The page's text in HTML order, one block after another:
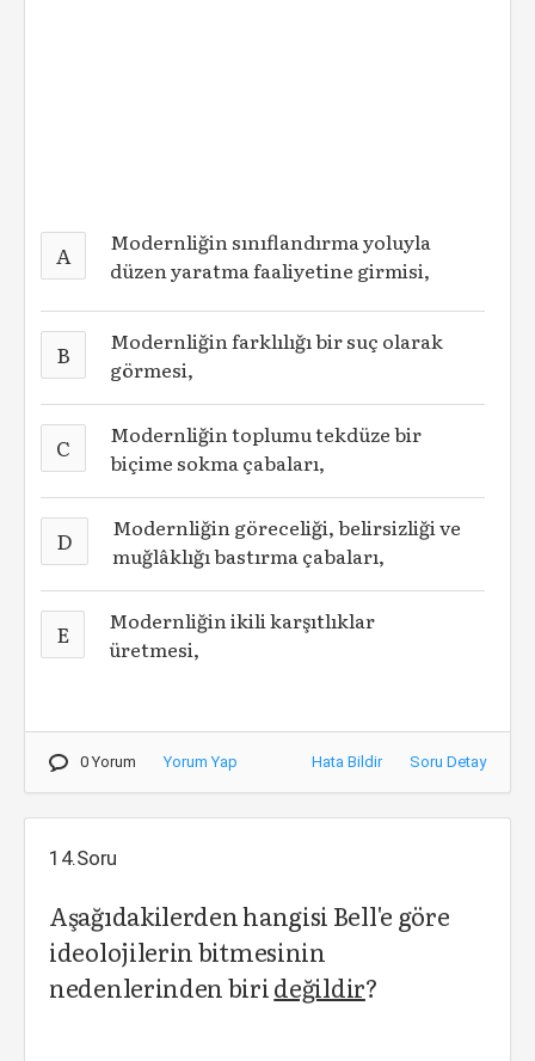
A
Modernliğin sınıflandırma yoluyla
düzen yaratma faaliyetine girmisi,
B
Modernliğin farklılığı bir suç olarak
görmesi,
C
Modernliğin toplumu tekdüze bir
biçime sokma çabaları,
D
Modernliğin göreceliği, belirsizliği ve
muğlâklığı bastırma çabaları,
E
Modernliğin ikili karşıtlıklar
üretmesi,
0 Yorum Yorum Yap Hata Bildir Soru Detay
14.Soru
Aşağıdakilerden hangisi Bell'e göre
ideolojilerin bitmesinin
nedenlerinden birideğildir?